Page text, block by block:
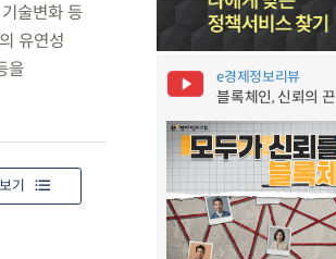
술변화 등
유연성
을
기
e경제정보리뷰
블록체인, 신뢰의 끈